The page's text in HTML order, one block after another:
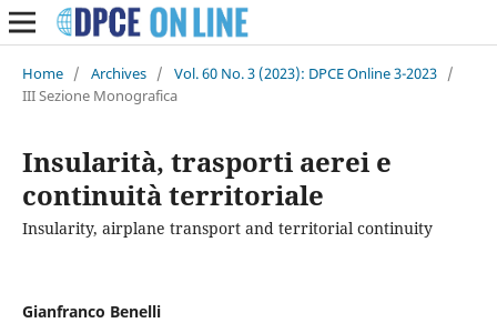
Home / Archives / Vol. 60 No. 3 (2023): DPCE Online 3-2023 /
III Sezione Monografica
Insularità, trasporti aerei e
continuità territoriale
Insularity, airplane transport and territorial continuity
Gianfranco Benelli